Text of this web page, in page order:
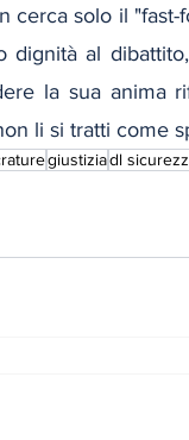
cerca solo il
dignità al
la sua anima
li si tratti come
giustiziadl